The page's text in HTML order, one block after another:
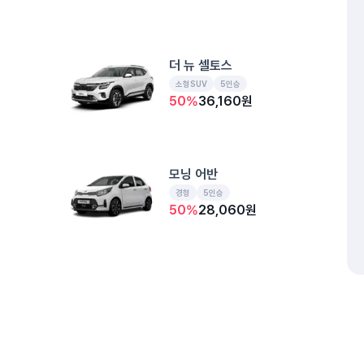
더 뉴 셀토스
소형SUV 5인승
50%36,160원
모닝 어반
경형 5인승
50%28,060원